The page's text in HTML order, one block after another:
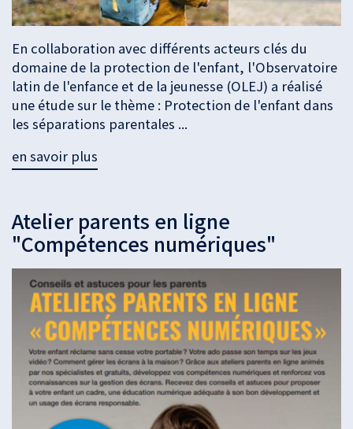
En collaboration avec différents acteurs clés du
domaine de la protection de l'enfant, l'Observatoire
latin de l'enfance et de la jeunesse (OLEJ) a réalisé
une étude sur le thème : Protection de l'enfant dans
les séparations parentales ...
en savoir plus
Atelier parents en ligne
"Compétences numériques"